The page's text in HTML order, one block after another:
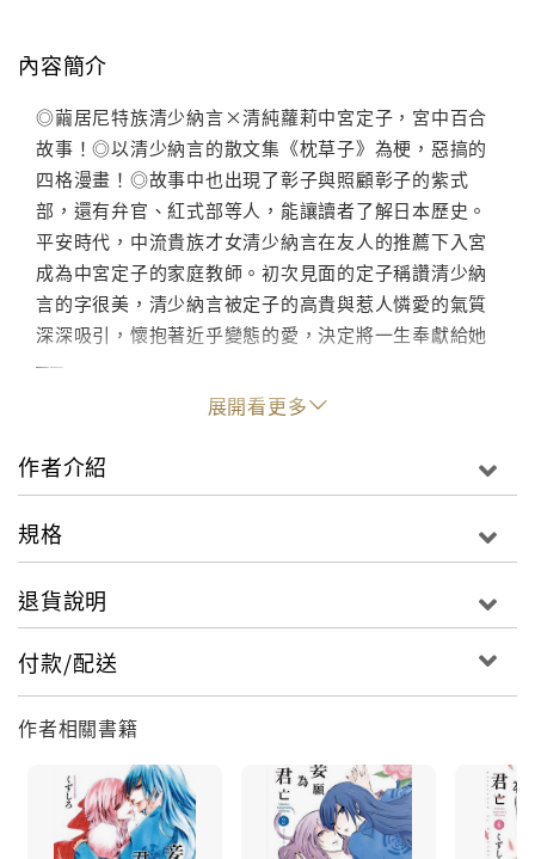
內容簡介
◎繭居尼特族清少納言×清純蘿莉中宮定子，宮中百合
故事！◎以清少納言的散文集《枕草子》為梗，惡搞的
四格漫畫！◎故事中也出現了彰子與照顧彰子的紫式
部，還有弁官、紅式部等人，能讓讀者了解日本歷史。
平安時代，中流貴族才女清少納言在友人的推薦下入宮
成為中宮定子的家庭教師。初次見面的定子稱讚清少納
言的字很美，清少納言被定子的高貴與惹人憐愛的氣質
深深吸引，懷抱著近乎變態的愛，決定將一生奉獻給她
──
展開看更多
作者介紹
規格
退貨說明
付款/配送
作者相關書籍